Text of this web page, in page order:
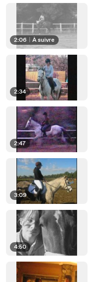
2:06 À suivre
2:34
2:47
3:09
4:50